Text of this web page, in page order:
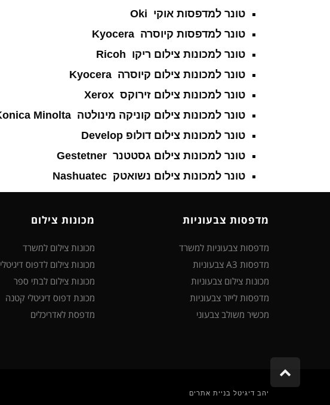
טונר למדפסות אוקי
טונר למדפסות קיוסרה
טונר למכונות צילום ריקו
טונר למכונות צילום קיוסרה
טונר למכונות צילום זירוקס
טונר למכונות צילום קוניקה מינולטה
טונר למכונות צילום דולופ Develop
טונר למכונות צילום גסטטנר
טונר למכונות צילום נשואטק
מדפסות צבעוניות
מדפסות צבעוניות למשרד
מדפסות A3 צבעוניות
מכונות צילום צבעוניות
מדפסות לייזר צבעוניות
מכשיר משולב צבעוני
מכונות צילום
מכונות צילום למשרד
מכונות צילום לדפוס דיגיטלי
מכונות צילום לבתי ספר
מכונת דפוס דיגיטלי קטנה
מדפסת לאדריכלים
יהב דיגיטל בניית אתרים
לראש
העמוד